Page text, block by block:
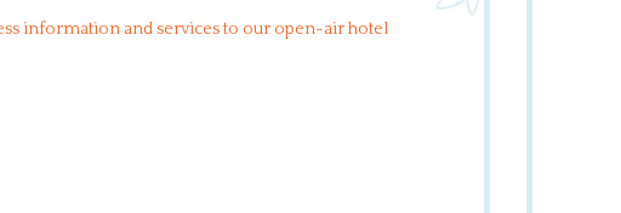
information and services to our open-air hotel